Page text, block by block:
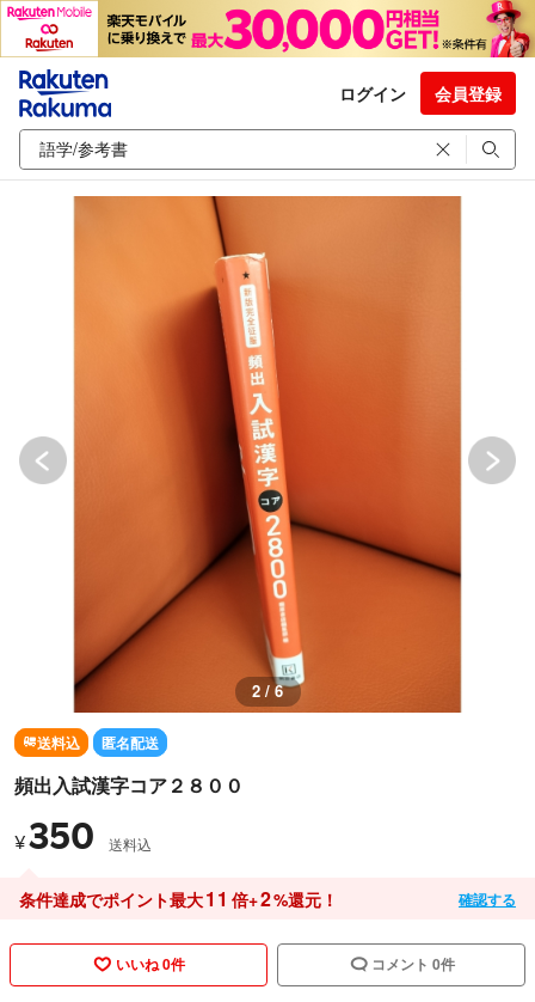
ログイン 会員登録
2 / 6
送料込 匿名配送
頻出入試漢字コア２８００
¥350 送料込
条件達成でポイント最大11 倍+2%還元！ 確認する
いいね 0件 コメント 0件